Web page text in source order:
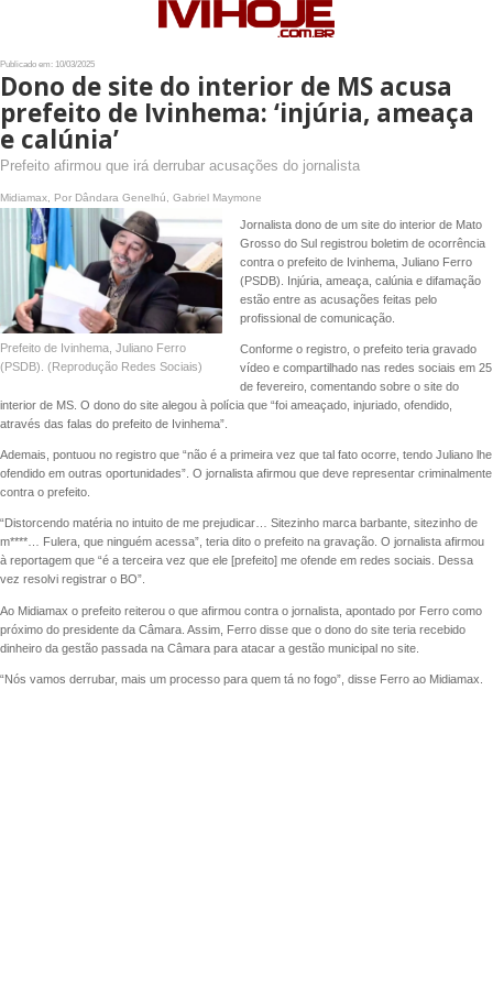
Publicado em: 10/03/2025
Dono de site do interior de MS acusa
prefeito de Ivinhema: ‘injúria, ameaça
e calúnia’
Prefeito afirmou que irá derrubar acusações do jornalista
Midiamax, Por Dândara Genelhú, Gabriel Maymone
Prefeito de Ivinhema, Juliano Ferro
(PSDB). (Reprodução Redes Sociais)
Jornalista dono de um site do interior de Mato
Grosso do Sul registrou boletim de ocorrência
contra o prefeito de Ivinhema, Juliano Ferro
(PSDB). Injúria, ameaça, calúnia e difamação
estão entre as acusações feitas pelo
profissional de comunicação.
Conforme o registro, o prefeito teria gravado
vídeo e compartilhado nas redes sociais em 25
de fevereiro, comentando sobre o site do
interior de MS. O dono do site alegou à polícia que “foi ameaçado, injuriado, ofendido,
através das falas do prefeito de Ivinhema”.
Ademais, pontuou no registro que “não é a primeira vez que tal fato ocorre, tendo Juliano lhe
ofendido em outras oportunidades”. O jornalista afirmou que deve representar criminalmente
contra o prefeito.
“Distorcendo matéria no intuito de me prejudicar… Sitezinho marca barbante, sitezinho de
m****… Fulera, que ninguém acessa”, teria dito o prefeito na gravação. O jornalista afirmou
à reportagem que “é a terceira vez que ele [prefeito] me ofende em redes sociais. Dessa
vez resolvi registrar o BO”.
Ao Midiamax o prefeito reiterou o que afirmou contra o jornalista, apontado por Ferro como
próximo do presidente da Câmara. Assim, Ferro disse que o dono do site teria recebido
dinheiro da gestão passada na Câmara para atacar a gestão municipal no site.
“Nós vamos derrubar, mais um processo para quem tá no fogo”, disse Ferro ao Midiamax.